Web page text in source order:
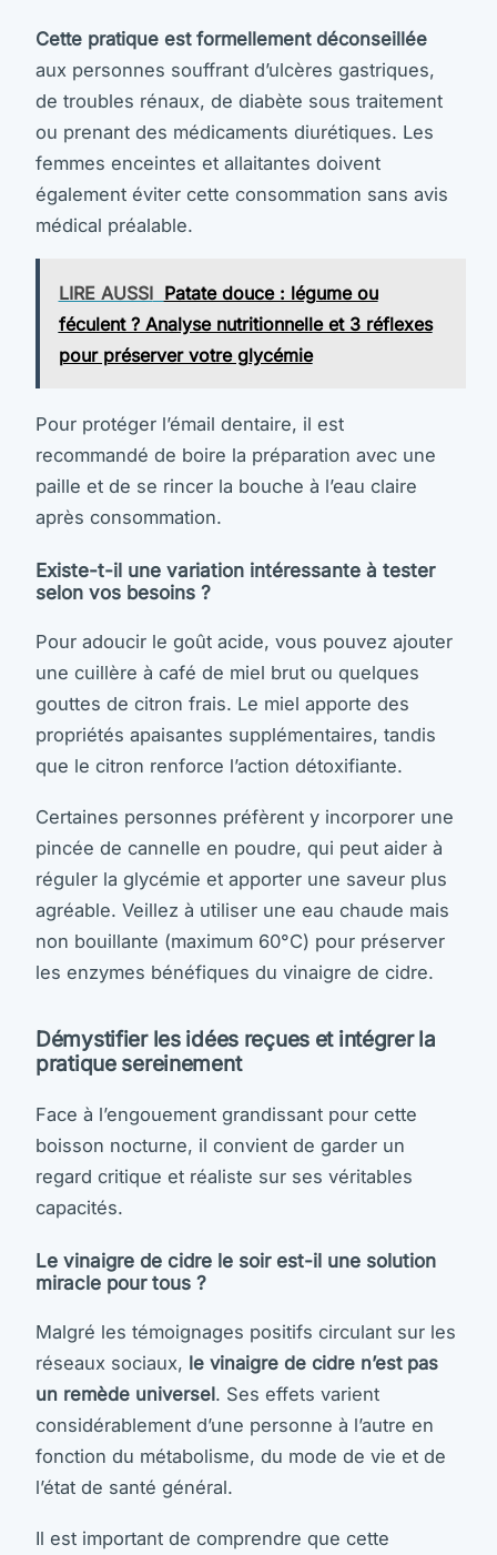
Cette pratique est formellement déconseillée
aux personnes souffrant d’ulcères gastriques,
de troubles rénaux, de diabète sous traitement
ou prenant des médicaments diurétiques. Les
femmes enceintes et allaitantes doivent
également éviter cette consommation sans avis
médical préalable.
LIRE AUSSI Patate douce : légume ou
féculent ? Analyse nutritionnelle et 3 réflexes
pour préserver votre glycémie
Pour protéger l’émail dentaire, il est
recommandé de boire la préparation avec une
paille et de se rincer la bouche à l’eau claire
après consommation.
Existe-t-il une variation intéressante à tester
selon vos besoins ?
Pour adoucir le goût acide, vous pouvez ajouter
une cuillère à café de miel brut ou quelques
gouttes de citron frais. Le miel apporte des
propriétés apaisantes supplémentaires, tandis
que le citron renforce l’action détoxifiante.
Certaines personnes préfèrent y incorporer une
pincée de cannelle en poudre, qui peut aider à
réguler la glycémie et apporter une saveur plus
agréable. Veillez à utiliser une eau chaude mais
non bouillante (maximum 60°C) pour préserver
les enzymes bénéfiques du vinaigre de cidre.
Démystifier les idées reçues et intégrer la
pratique sereinement
Face à l’engouement grandissant pour cette
boisson nocturne, il convient de garder un
regard critique et réaliste sur ses véritables
capacités.
Le vinaigre de cidre le soir est-il une solution
miracle pour tous ?
Malgré les témoignages positifs circulant sur les
réseaux sociaux, le vinaigre de cidre n’est pas
un remède universel. Ses effets varient
considérablement d’une personne à l’autre en
fonction du métabolisme, du mode de vie et de
l’état de santé général.
Il est important de comprendre que cette